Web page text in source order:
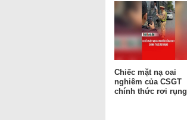
Chiếc mặt nạ oai
nghiêm của CSGT
chính thức rơi rụng